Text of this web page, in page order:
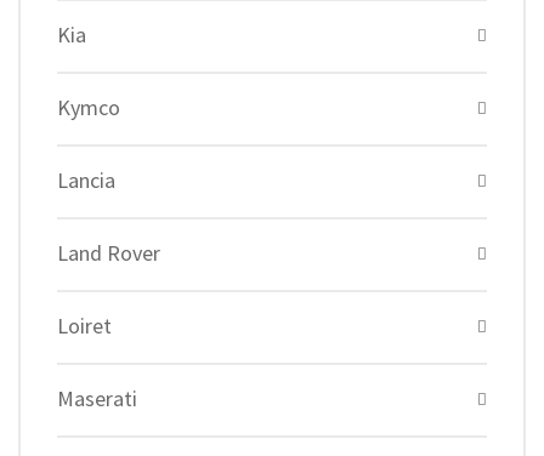
Kia
Kymco
Lancia
Land Rover
Loiret
Maserati